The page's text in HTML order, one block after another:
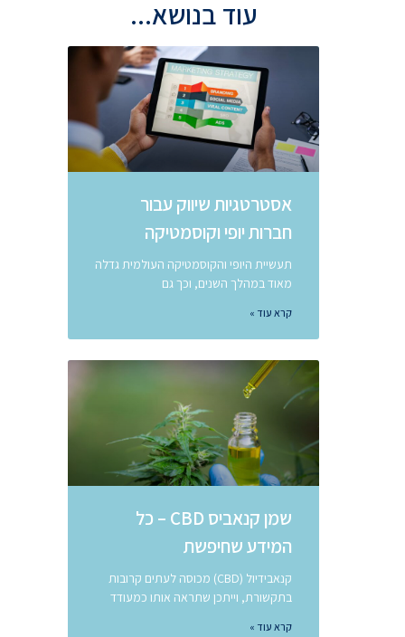
עוד בנושא...
אסטרטגיות שיווק עבור
חברות יופי וקוסמטיקה
תעשיית היופי והקוסמטיקה העולמית גדלה
מאוד במהלך השנים, וכך גם
קרא עוד »
שמן קנאביס CBD – כל
המידע שחיפשת
קנאבידיול (CBD) מכוסה לעתים קרובות
בתקשורת, וייתכן שתראה אותו כמעודד
קרא עוד »